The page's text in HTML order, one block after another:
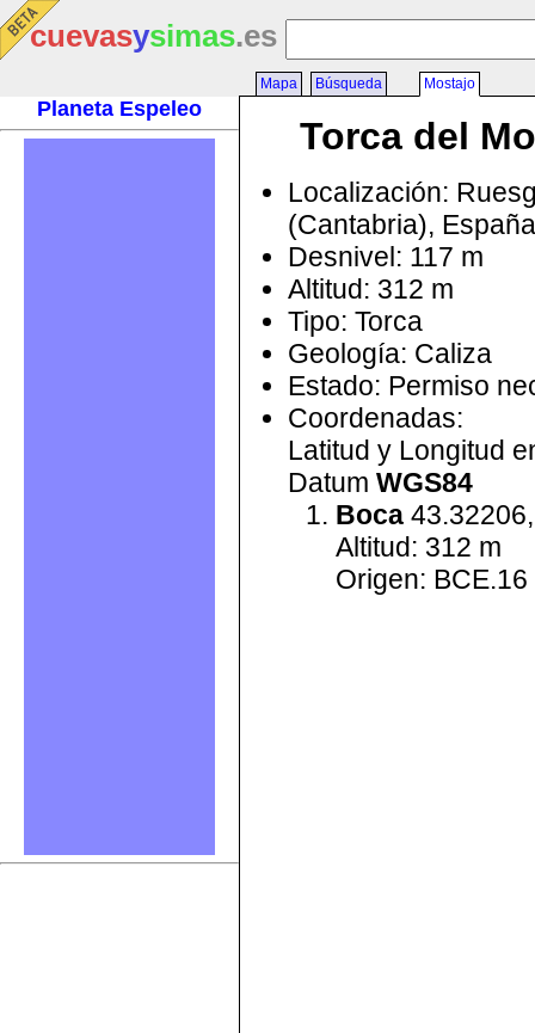
cuevasysimas.es
Planeta Espeleo
Mapa Búsqueda Mostajo
Torca del
Localización:
(Cantabria), España
Desnivel: 117 m
Altitud: 312 m
Tipo: Torca
Geología: Caliza
Estado: Permiso
Coordenadas:
Latitud y Longitud
Datum WGS84
Boca
Altitud: 312 m
Origen: